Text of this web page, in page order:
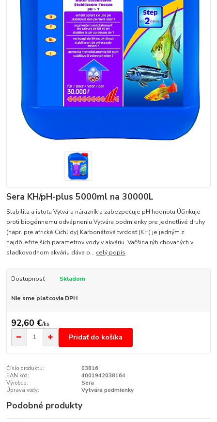
Sera KH/pH-plus 5000ml na 30000L
Stabilita a istota Vytvára nárazník a zabezpečuje pH hodnotu Účinkuje
proti biogénnemu odvápneniu Vytvára podmienky pre jednotlivé druhy
(napr. pre africké Cichlidy) Karbonátová tvrdosť (KH) je jedným z
najdôležitejších parametrov vody v akváriu. Väčšina rýb chovaných v
sladkovodnom akváriu dáva p... celý popis
Dostupnosť Skladom
Nie sme platcovia DPH
92,60 €/ks
Pridať do košíka
Číslo produktu:
03816
EAN kód:
4001942038164
Výrobca:
Sera
Úprava vody:
Vytvára podmienky
Podobné produkty